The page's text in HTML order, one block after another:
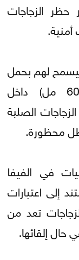
حظر الزجاجات
أمنية.
لهم بحمل
زجاجة بلاستيكية بسعة (600 مل) داخل
الصلبة
محظورة.
في الفيفا
إلى اعتبارات
تعد من
إلقائها.